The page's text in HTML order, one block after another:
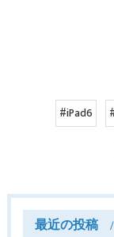
#iPad6
最近の投稿